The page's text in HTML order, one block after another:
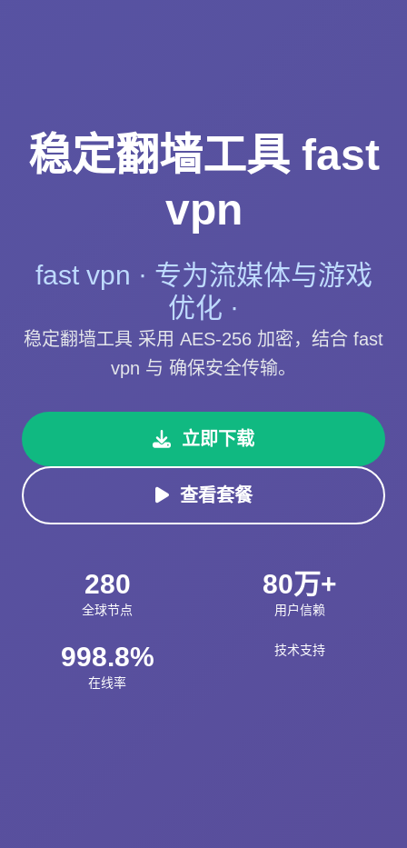
稳定翻墙工具 fast
vpn
fast vpn · 专为流媒体与游戏
优化 ·
稳定翻墙工具 采用 AES-256 加密，结合 fast
vpn 与 确保安全传输。
立即下载
查看套餐
280
全球节点
80万+
用户信赖
998.8%
在线率
技术支持